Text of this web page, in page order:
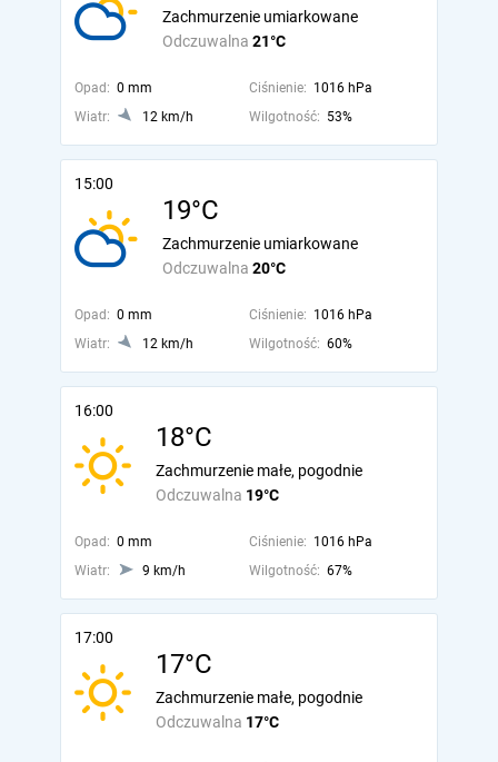
Odczuwalna 21°C
Zachmurzenie umiarkowane
Opad: 0 mm Ciśnienie: 1016 hPa
Wiatr:
12 km/h Wilgotność: 53%
15:00
19°C
Odczuwalna 20°C
Zachmurzenie umiarkowane
Opad: 0 mm Ciśnienie: 1016 hPa
Wiatr:
12 km/h Wilgotność: 60%
16:00
18°C
Odczuwalna 19°C
Zachmurzenie małe, pogodnie
Opad: 0 mm Ciśnienie: 1016 hPa
Wiatr:
9 km/h Wilgotność: 67%
17:00
17°C
Odczuwalna 17°C
Zachmurzenie małe, pogodnie